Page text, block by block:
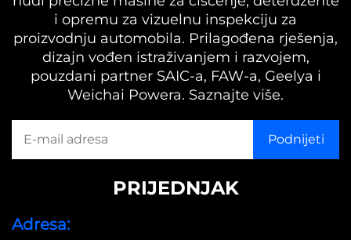
i opremu za vizuelnu inspekciju za
proizvodnju automobila. Prilagođena rješenja,
dizajn vođen istraživanjem i razvojem,
pouzdani partner SAIC-a, FAW-a, Geelya i
Weichai Powera. Saznajte više.
PRIJEDNJAK
Adresa: